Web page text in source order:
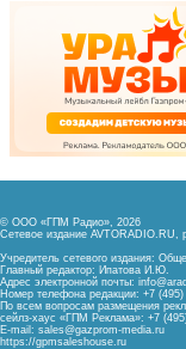
© ООО «ГПМ Радио», 2026
Сетевое издание AVTORADIO.RU,
Учредитель сетевого издания:
Главный редактор: Ипатова И.Ю.
Адрес электронной почты:
Номер телефона редакции: +7 (495)
По всем вопросам размещения
сейлз-хаус «ГПМ Реклама»: +7
E-mail: sales@gazprom-media.ru
https://gpmsaleshouse.ru